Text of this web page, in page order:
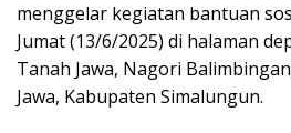
menggelar kegiatan bantuan
Jumat (13/6/2025) di halaman
Tanah Jawa, Nagori
Jawa, Kabupaten Simalungun.